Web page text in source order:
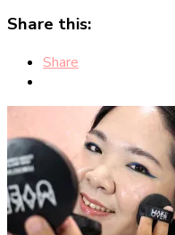
Share this:
Share